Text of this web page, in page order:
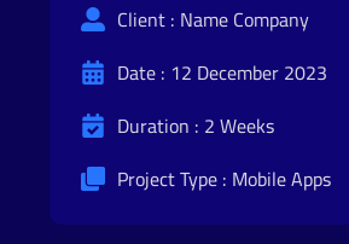
Client : Name Company
Date : 12 December 2023
Duration : 2 Weeks
Project Type : Mobile Apps